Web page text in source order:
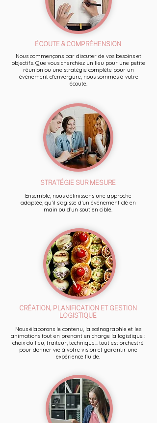
ÉCOUTE & COMPRÉHENSION
Nous commençons par discuter de vos besoins et
objectifs. Que vous cherchiez un lieu pour une petite
réunion ou une stratégie complète pour un
évènement d’envergure, nous sommes à votre
écoute.
STRATÉGIE SUR MESURE
Ensemble, nous définissons une approche
adaptée, qu’il s’agisse d’un événement clé en
main ou d’un soutien ciblé.
CRÉATION, PLANIFICATION ET GESTION
LOGISTIQUE
Nous élaborons le contenu, la scénographie et les
animations tout en prenant en charge la logistique :
choix du lieu, traiteur, technique... tout est orchestré
pour donner vie à votre vision et garantir une
expérience fluide.